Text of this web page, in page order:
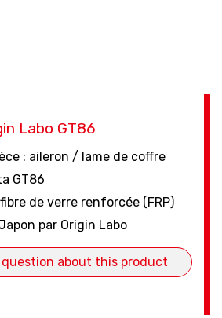
Labo GT86
: aileron / lame de coffre
GT86
de verre renforcée (FRP)
par Origin Labo
question about this product